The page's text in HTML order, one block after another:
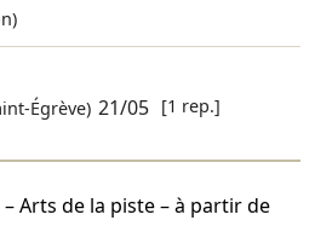
Égrève) 21/05 [1 rep.]
– Arts de la piste – à partir de